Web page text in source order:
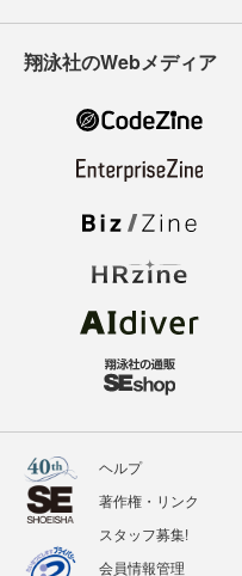
翔泳社のWebメディア
ヘルプ
著作権・リンク
スタッフ募集!
会員情報管理